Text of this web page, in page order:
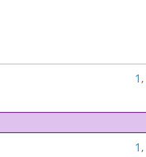
1,
1,